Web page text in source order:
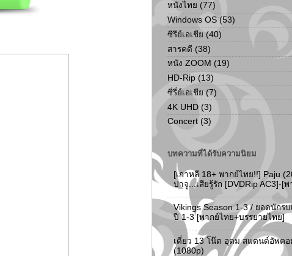
หนังไทย (77)
Windows OS (53)
ซีรีย์เอเชีย (40)
สารคดี (38)
หนัง ZOOM (19)
HD-Rip (13)
ซี่รี่ย์เอเชีย (7)
4K UHD (3)
Concert (3)
บทความที่ได้รับความนิยม
[เกาหลี 18+ พากย์ไทย!!] Paju
ปาจู...เสียรู้รัก [DVDRip AC3]-[พ
Vikings Season 1-3 / ยอดนักรบ
ปี 1-3 [พากย์ไทย+บรรยายไทย]
เดี่ยว 13 โน๊ต อุดม สแตนด์อัพคอ
(1080p)